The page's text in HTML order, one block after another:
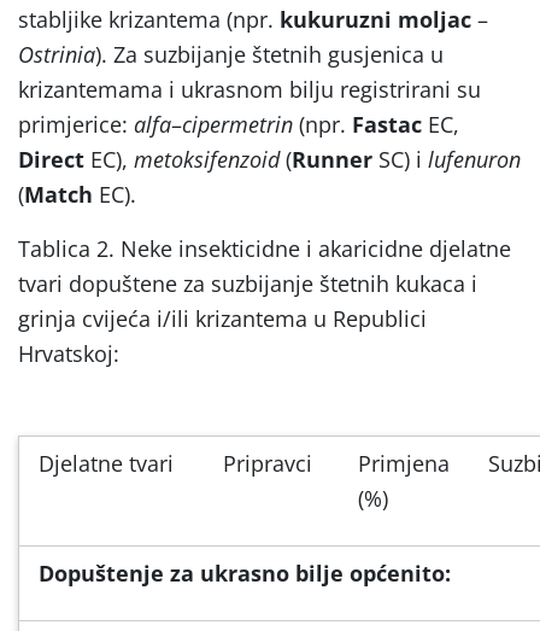
stabljike krizantema (npr. kukuruzni moljac –
Ostrinia). Za suzbijanje štetnih gusjenica u
krizantemama i ukrasnom bilju registrirani su
primjerice: alfa–cipermetrin (npr. Fastac EC,
Direct EC), metoksifenzoid(Runner SC) i lufenuron
(Match EC).
Tablica 2. Neke insekticidne i akaricidne djelatne
tvari dopuštene za suzbijanje štetnih kukaca i
grinja cvijeća i/ili krizantema u Republici
Hrvatskoj:
Djelatne tvari Pripravci
Primjena
(%)
Dopuštenje za ukrasno bilje općenito: